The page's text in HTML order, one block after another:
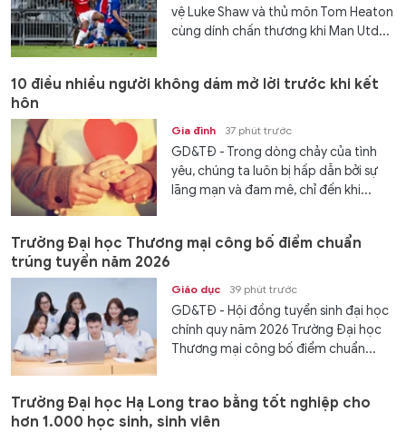
vệ Luke Shaw và thủ môn Tom Heaton
cùng dính chấn thương khi Man Utd...
10 điều nhiều người không dám mở lời trước khi kết
hôn
Gia đình 37 phút trước
GD&TĐ - Trong dòng chảy của tình
yêu, chúng ta luôn bị hấp dẫn bởi sự
lãng mạn và đam mê, chỉ đến khi...
Trường Đại học Thương mại công bố điểm chuẩn
trúng tuyển năm 2026
Giáo dục 39 phút trước
GD&TĐ - Hội đồng tuyển sinh đại học
chính quy năm 2026 Trường Đại học
Thương mại công bố điểm chuẩn...
Trường Đại học Hạ Long trao bằng tốt nghiệp cho
hơn 1.000 học sinh, sinh viên